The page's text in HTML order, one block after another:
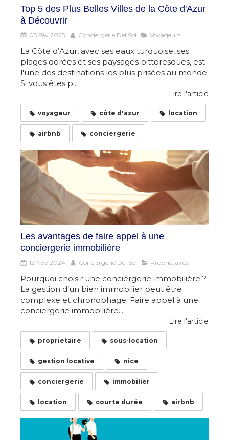
Top 5 des Plus Belles Villes de la Côte d'Azur
à Découvrir
05 Fév 2025 Conciergerie Del Sol Voyageurs
La Côte d’Azur, avec ses eaux turquoise, ses
plages dorées et ses paysages pittoresques, est
l'une des destinations les plus prisées au monde.
Si vous êtes p...
Lire l'article
voyageur côte d'azur location
airbnb conciergerie
Les avantages de faire appel à une
conciergerie immobilière
12 Nov 2024 Conciergerie Del Sol Propriétaires
Pourquoi choisir une conciergerie immobilière ?
La gestion d’un bien immobilier peut être
complexe et chronophage. Faire appel à une
conciergerie immobilière...
Lire l'article
proprietaire sous-location
gestion locative nice
conciergerie immobilier
location courte durée airbnb